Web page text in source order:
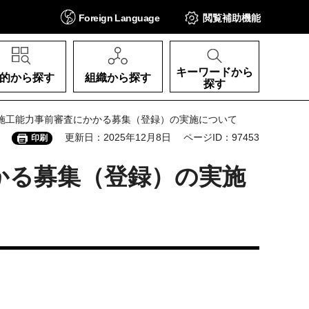
Foreign Language 閲覧補助機能
から探す 組織から探す
キーワードから
探す
能力事前審査にかかる募集（登録）の実施について
印刷 更新日：2025年12月8日 ページID：97453
募集（登録）の実施